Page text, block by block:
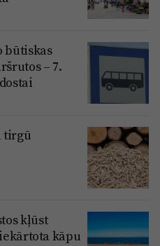
būtiskas
– 7.
tirgū
kļūst
kāpu